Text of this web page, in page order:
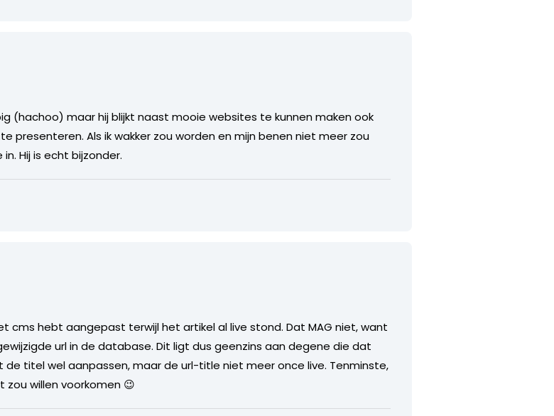
(hachoo) maar hij blijkt naast mooie websites te kunnen maken ook
presenteren. Als ik wakker zou worden en mijn benen niet meer zou
Hij is echt bijzonder.
cms hebt aangepast terwijl het artikel al live stond. Dat MAG niet, want
url in de database. Dit ligt dus geenzins aan degene die dat
titel wel aanpassen, maar de url-title niet meer once live. Tenminste,
willen voorkomen 😉